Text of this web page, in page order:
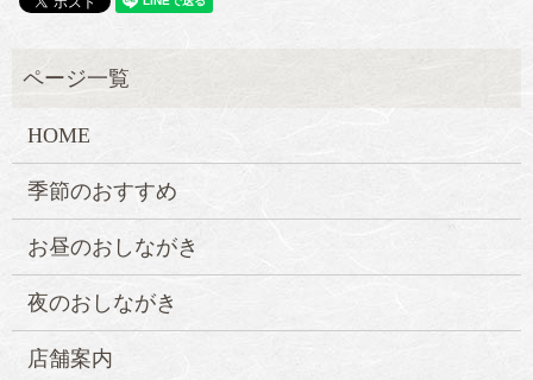
HOME
季節のおすすめ
お昼のおしながき
夜のおしながき
店舗案内